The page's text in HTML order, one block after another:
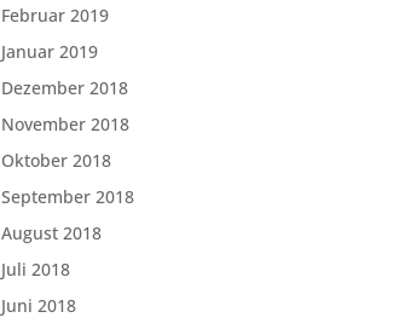
Februar 2019
Januar 2019
Dezember 2018
November 2018
Oktober 2018
September 2018
August 2018
Juli 2018
Juni 2018